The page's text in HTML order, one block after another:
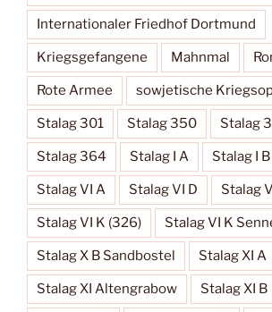
Internationaler Friedhof Dortmund
Kriegsgefangene Mahnmal
Rote Armee sowjetische
Stalag 301 Stalag 350 Stalag
Stalag 364 Stalag I A Stalag I B
Stalag VI A Stalag VI D Stalag
Stalag VI K (326) Stalag VI K
Stalag X B Sandbostel Stalag XI A
Stalag XI Altengrabow Stalag XI B